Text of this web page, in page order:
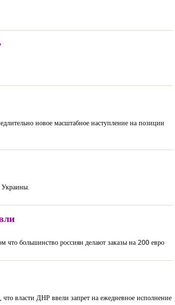
новое масштабное наступление на позиции
Украины.
большинство россиян делают заказы на 200 евро
власти ДНР ввели запрет на ежедневное исполнение